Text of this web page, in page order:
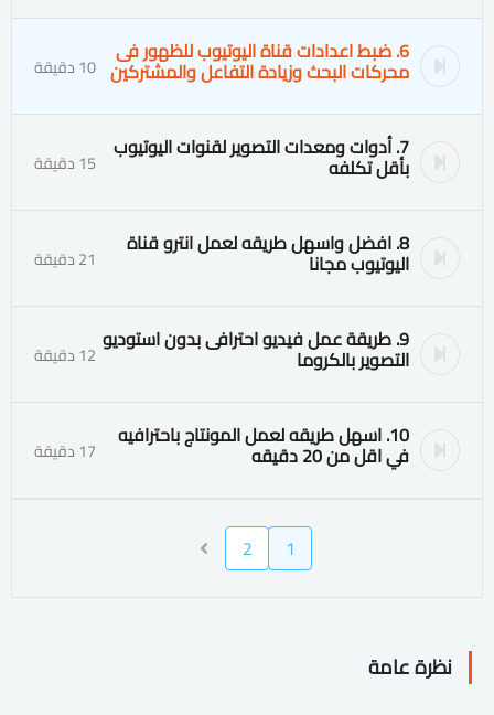
6. ضبط اعدادات قناة اليوتيوب للظهور فى
محركات البحث وزيادة التفاعل والمشتركين 10 دقيقة
7. أدوات ومعدات التصوير لقنوات اليوتيوب
بأقل تكلفه 15 دقيقة
8. افضل واسهل طريقه لعمل انترو قناة
اليوتيوب مجانا 21 دقيقة
9. طريقة عمل فيديو احترافى بدون استوديو
التصوير بالكروما 12 دقيقة
10. اسهل طريقه لعمل المونتاج باحترافيه
في اقل من 20 دقيقه 17 دقيقة
1
2
نظرة عامة